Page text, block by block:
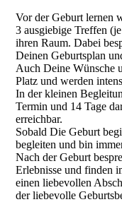
Vor der Geburt lernen
3 ausgiebige Treffen
ihren Raum. Dabei
Deinen Geburtsplan
Auch Deine Wünsche
Platz und werden
In der kleinen
Termin und 14 Tage
erreichbar.
Sobald Die Geburt
begleiten und bin
Nach der Geburt
Erlebnisse und finden
einen liebevollen
der liebevolle